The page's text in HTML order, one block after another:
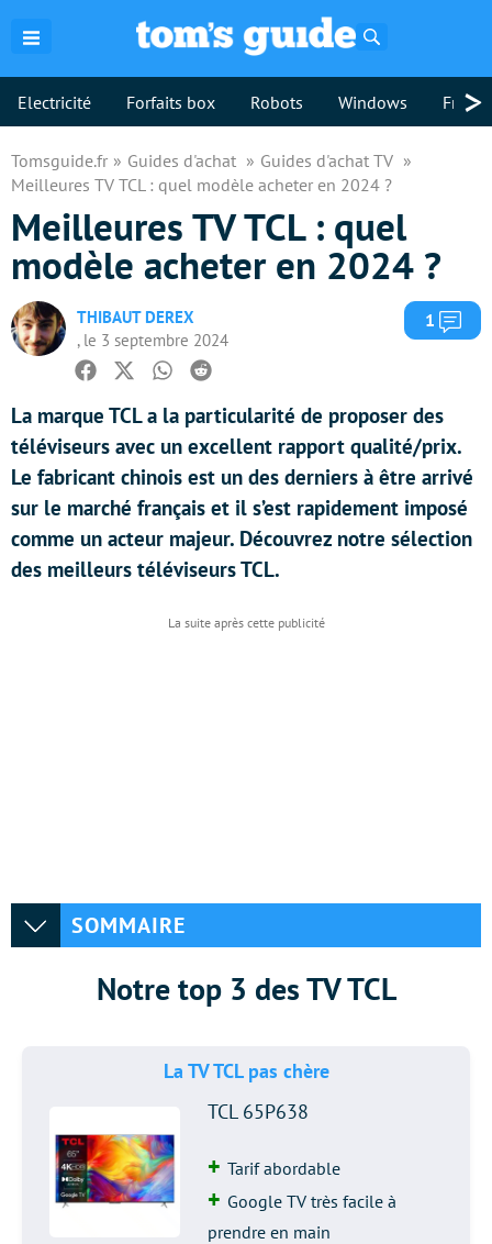
Electricité Forfaits box Robots Windows >
Tomsguide.fr Guides d'achat
Guides d'achat TV
Meilleures TV TCL : quel modèle acheter en 2024 ?
Meilleures TV TCL : quel
modèle acheter en 2024 ?
THIBAUT DEREX
, le 3 septembre 2024
1
Facebook
TwitterWhatsapp
Reddit
La marque TCL a la particularité de proposer des
téléviseurs avec un excellent rapport qualité/prix.
Le fabricant chinois est un des derniers à être arrivé
sur le marché français et il s’est rapidement imposé
comme un acteur majeur. Découvrez notre sélection
des meilleurs téléviseurs TCL.
SOMMAIRE
Notre top 3 des TV TCL
La TV TCL pas chère
TCL 65P638
Tarif abordable
Google TV très facile à
prendre en main